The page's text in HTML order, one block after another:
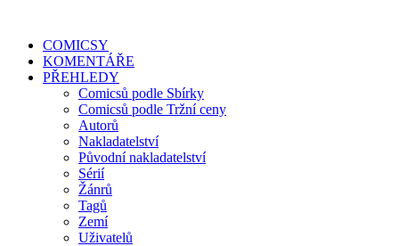
COMICSY
KOMENTÁŘE
PŘEHLEDY
Comicsů podle Sbírky
Comicsů podle Tržní ceny
Autorů
Nakladatelství
Původní nakladatelství
Sérií
Žánrů
Tagů
Zemí
Uživatelů